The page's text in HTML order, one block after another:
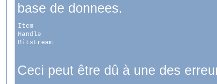
base de donnees.
Item
Handle
Bitstream
Ceci peut être dû à une des